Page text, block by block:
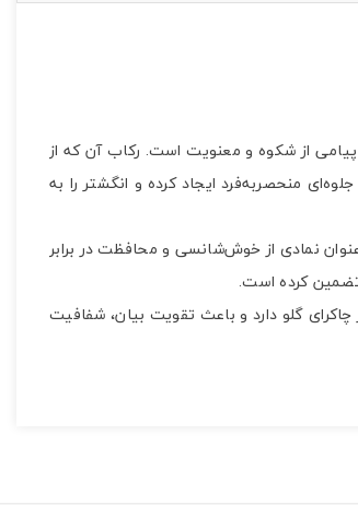
پیامی از شکوه و معنویت است. رکاب آن که از
منحصر‌به‌فرد ایجاد کرده و انگشتر را به
نمادی از خوش‌شانسی و محافظت در برابر
تضمین کرده است.
گلو دارد و باعث تقویت بیان، شفافیت